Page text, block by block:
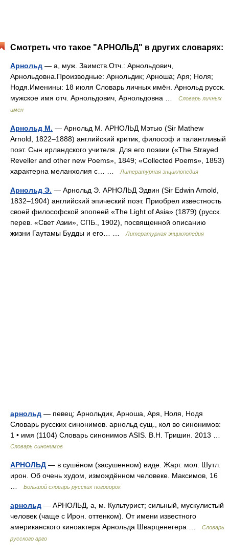
Смотреть что такое "АРНОЛЬД" в других словарях:
Арнольд — а, муж. Заимств.Отч.: Арнольдович,
Арнольдовна.Производные: Арнольдик; Арноша; Аря; Ноля;
Нодя.Именины: 18 июля Словарь личных имён. Арнольд русск.
мужское имя отч. Арнольдович, Арнольдовна …
Словарь личных
имен
Арнольд М. — Арнольд М. АРНОЛЬД Мэтью (Sir Mathew
Arnold, 1822–1888) английский критик, философ и талантливый
поэт. Сын ирландского учителя. Для его поэзии («The Strayed
Reveller and other new Poems», 1849; «Collected Poems», 1853)
характерна меланхолия с… …
Литературная энциклопедия
Арнольд Э. — Арнольд Э. АРНОЛЬД Эдвин (Sir Edwin Arnold,
1832–1904) английский эпический поэт. Приобрел известность
своей философской эпопеей «The Light of Asia» (1879) (русск.
перев. «Свет Азии», СПБ., 1902), посвященной описанию
жизни Гаутамы Будды и его… …
Литературная энциклопедия
арнольд — певец; Арнольдик, Арноша, Аря, Ноля, Нодя
Словарь русских синонимов. арнольд сущ., кол во синонимов:
1 • имя (1104) Словарь синонимов ASIS. В.Н. Тришин. 2013 …
Словарь синонимов
АРНОЛЬД — в сушёном (засушенном) виде. Жарг. мол. Шутл.
ирон. Об очень худом, измождённом человеке. Максимов, 16
Большой словарь русских поговорок
арнольд — АРНОЛЬД, а, м. Культурист; сильный, мускулистый
человек (чаще с Ирон. оттенком). От имени известного
американского киноактера Арнольда Шварценегера …
Словарь
русского арго